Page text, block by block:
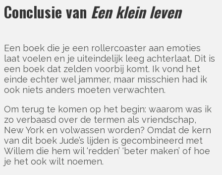
Conclusie van Een klein leven
Een boek die je een rollercoaster aan emoties
laat voelen en je uiteindelijk leeg achterlaat. Dit is
een boek dat zelden voorbij komt. Ik vond het
einde echter wel jammer, maar misschien had ik
ook niets anders moeten verwachten.
Om terug te komen op het begin: waarom was ik
zo verbaasd over de termen als vriendschap,
New York en volwassen worden? Omdat de kern
van dit boek Jude’s lijden is gecombineerd met
Willem die hem wil ‘redden’ ‘beter maken’ of hoe
je het ook wilt noemen.